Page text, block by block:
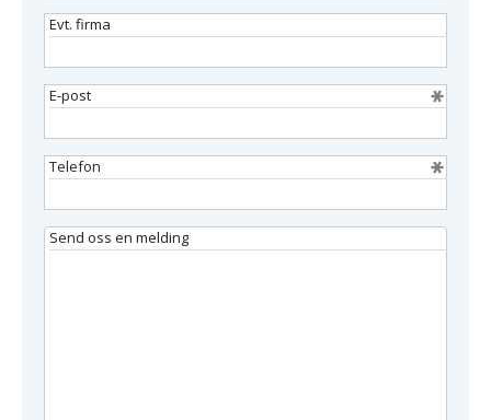
Evt. firma
E-post
Telefon
Send oss en melding